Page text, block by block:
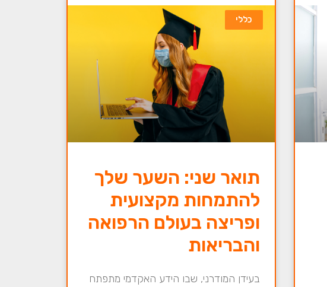
כללי
תואר שני: השער שלך
להתמחות מקצועית
ופריצה בעולם הרפואה
והבריאות
בעידן המודרני, שבו הידע האקדמי מתפתח